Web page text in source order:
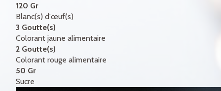
120 Gr
Blanc(s) d'œuf(s)
3 Goutte(s)
Colorant jaune alimentaire
2 Goutte(s)
Colorant rouge alimentaire
50 Gr
Sucre